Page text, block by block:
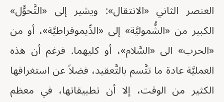
العنصر الثاني «الانتقال»: ويشير إلى «التَّحوُّل»
الكبير من «الشُّموليَّة» إلى «الدِّيموقراطيَّة»، أو من
«الحرب» الى «السَّلام»، أو كليهما. فرغم أن هذه
العمليَّة عادة ما تتَّسم بالتَّعقيد، فضلاً عن استغراقها
الكثير من الوقت، إلا أن تطبيقاتها، في معظم